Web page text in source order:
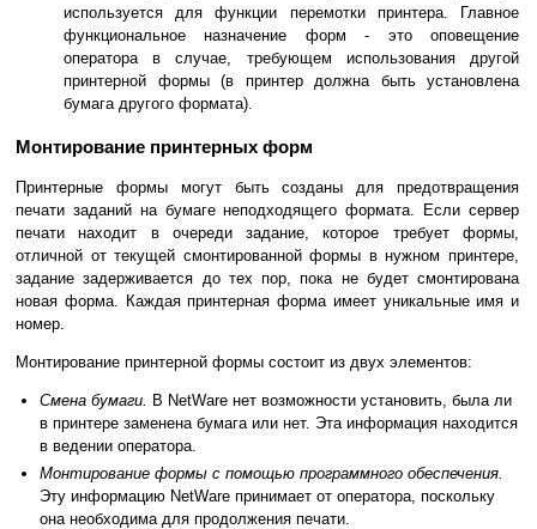
используется для функции перемотки принтера. Главное
функциональное назначение форм - это оповещение
оператора в случае, требующем использования другой
принтерной формы (в принтер должна быть установлена
бумага другого формата).
Монтирование принтерных форм
Принтерные формы могут быть созданы для предотвращения
печати заданий на бумаге неподходящего формата. Если сервер
печати находит в очереди задание, которое требует формы,
отличной от текущей смонтированной формы в нужном принтере,
задание задерживается до тех пор, пока не будет смонтирована
новая форма. Каждая принтерная форма имеет уникальные имя и
номер.
Монтирование принтерной формы состоит из двух элементов:
Смена бумаги. В NetWare нет возможности установить, была ли
в принтере заменена бумага или нет. Эта информация находится
в ведении оператора.
Монтирование формы с помощью программного обеспечения.
Эту информацию NetWare принимает от оператора, поскольку
она необходима для продолжения печати.